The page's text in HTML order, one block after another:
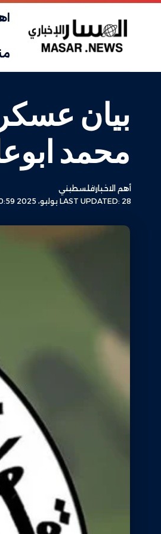
بيان
محمد
LAST UPDATED: 28 يوليو، 2025 10:59 م
أهم الاخبارفلسطيني